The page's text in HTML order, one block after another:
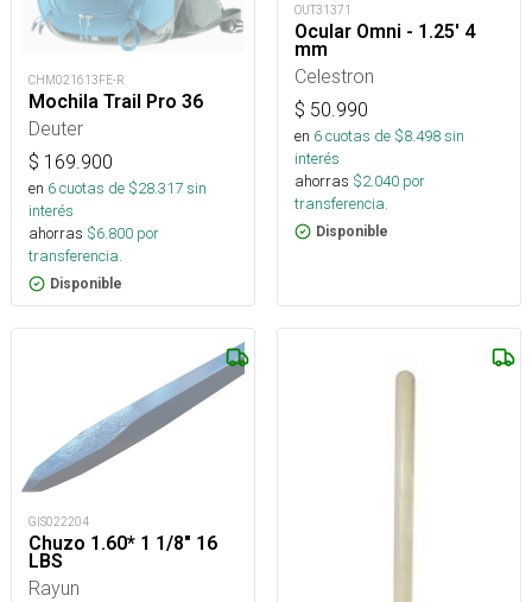
CHM021613FE-R
Mochila Trail Pro 36
Deuter
$ 169.900
en 6cuotas de $28.317sin
interés
ahorras $6.800 por
transferencia.
Disponible
OUT31371
Ocular Omni - 1.25' 4
mm
Celestron
$ 50.990
en 6cuotas de $8.498sin
interés
ahorras $2.040 por
transferencia.
Disponible
GIS022204
Chuzo 1.60* 1 1/8" 16
LBS
Rayun